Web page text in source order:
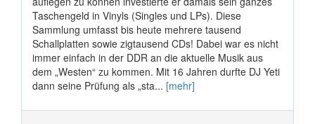
Taschengeld in Vinyls (Singles und LPs). Diese
Sammlung umfasst bis heute mehrere tausend
Schallplatten sowie zigtausend CDs! Dabei war es nicht
immer einfach in der DDR an die aktuelle Musik aus
dem „Westen“ zu kommen. Mit 16 Jahren durfte DJ Yeti
dann seine Prüfung als „sta... [mehr]